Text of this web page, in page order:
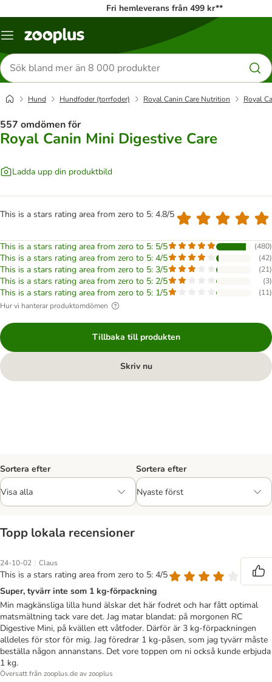
Fri hemleverans från 499 kr**
Katalogmeny
Sök
efter
produkter
Hund Hundfoder (torrfoder) Royal Canin Care Nutrition Royal
557 omdömen för
Royal Canin Mini Digestive Care
Ladda upp din produktbild
This is a stars rating area from zero to 5: 4.8/5
This is a stars rating area from zero to 5: 5/5 (480)
This is a stars rating area from zero to 5: 4/5 (42)
This is a stars rating area from zero to 5: 3/5 (21)
This is a stars rating area from zero to 5: 2/5 (3)
This is a stars rating area from zero to 5: 1/5 (11)
Hur vi hanterar produktomdömen
Tillbaka till produkten
Skriv nu
Sortera efter Sortera efter
Topp lokala recensioner
24-10-02 | Claus
This is a stars rating area from zero to 5: 4/5
Super, tyvärr inte som 1 kg-förpackning
Min magkänsliga lilla hund älskar det här fodret och har fått optimal
matsmältning tack vare det. Jag matar blandat: på morgonen RC
Digestive Mini, på kvällen ett våtfoder. Därför är 3 kg-förpackningen
alldeles för stor för mig. Jag föredrar 1 kg-påsen, som jag tyvärr måste
beställa någon annanstans. Det vore toppen om ni också kunde erbjuda
1 kg.
Översatt från zooplus.de av zooplus